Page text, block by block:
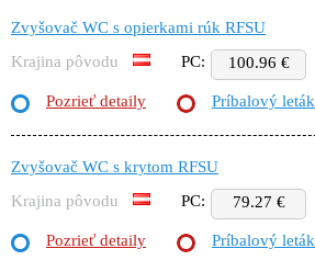
Zvyšovač WC s opierkami rúk RFSU
Krajina pôvodu
PC: 100.96 €
Pozrieť detaily Príbalový leták
Zvyšovač WC s krytom RFSU
Krajina pôvodu
PC: 79.27 €
Pozrieť detaily Príbalový leták